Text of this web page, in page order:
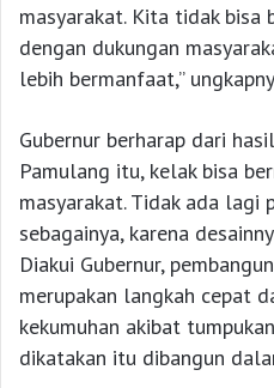
masyarakat. Kita tidak bisa
dengan dukungan
lebih bermanfaat,”
Gubernur berharap dari
Pamulang itu, kelak bisa
masyarakat. Tidak ada lagi
sebagainya, karena
Diakui Gubernur,
merupakan langkah cepat
kekumuhan akibat
dikatakan itu dibangun